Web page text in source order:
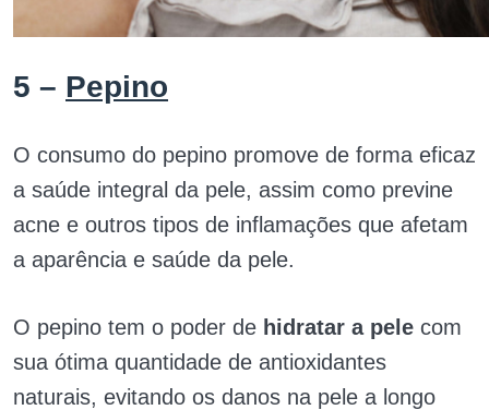
5 – Pepino
O consumo do pepino promove de forma eficaz
a saúde integral da pele, assim como previne
acne e outros tipos de inflamações que afetam
a aparência e saúde da pele.
O pepino tem o poder de hidratar a pele com
sua ótima quantidade de antioxidantes
naturais, evitando os danos na pele a longo